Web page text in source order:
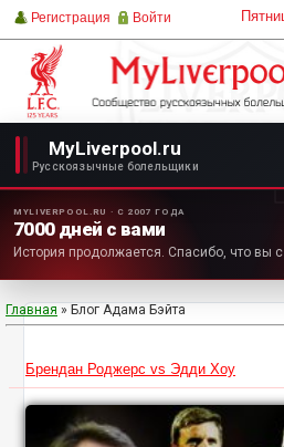
Регистрация Войти
MyLiverpool.ru
Русскоязычные болельщики
MYLIVERPOOL.RU · С 2007 ГОДА
7000 дней с вами
История продолжается. Спасибо, что вы
Главная » Блог Адама Бэйта
Брендан Роджерс vs Эдди Хоу